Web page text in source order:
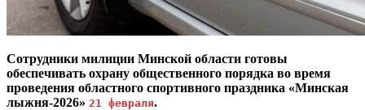
Сотрудники милиции Минской области готовы
обеспечивать охрану общественного порядка во время
проведения областного спортивного праздника «Минская
лыжня-2026» 21 февраля.